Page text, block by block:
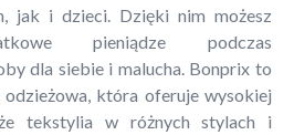
jak i dzieci. Dzięki nim możesz
pieniądze podczas
dla siebie i malucha. Bonprix to
która oferuje wysokiej
tekstylia w różnych stylach i